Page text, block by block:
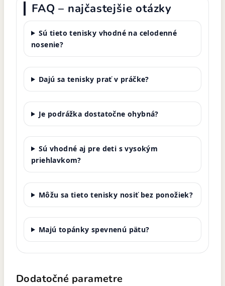
FAQ – najčastejšie otázky
Sú tieto tenisky vhodné na celodenné
nosenie?
Dajú sa tenisky prať v práčke?
Je podrážka dostatočne ohybná?
Sú vhodné aj pre deti s vysokým
priehlavkom?
Môžu sa tieto tenisky nosiť bez ponožiek?
Majú topánky spevnenú pätu?
Dodatočné parametre